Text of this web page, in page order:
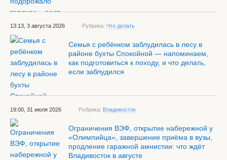
13:13, 3 августа 2026 Рубрика: Что делать
Семья с ребёнком заблудилась в лесу в
районе бухты Спокойной — напоминаем,
как подготовиться к походу, и что делать,
если заблудился
19:00, 31 июля 2026 Рубрика: Владивосток
Ограничения ВЭФ, открытие набережной у
«Олимпийца», завершение приёма в вузы,
продление гаражной амнистии: что ждёт
Владивосток в августе